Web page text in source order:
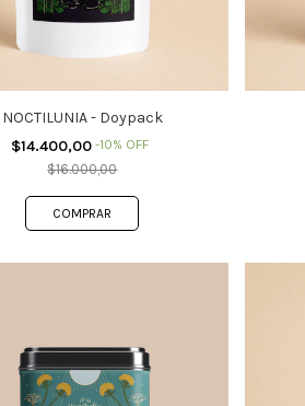
NOCTILUNIA - Doypack
$14.400,00-10% OFF
$16.000,00